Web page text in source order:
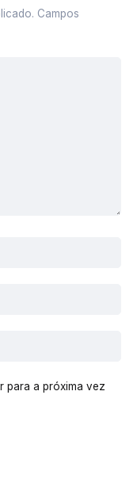
Campos
para a próxima vez